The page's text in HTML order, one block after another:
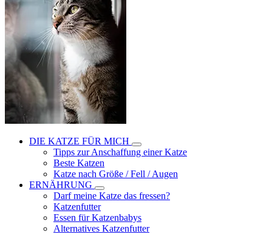
DIE KATZE FÜR MICH
Tipps zur Anschaffung einer Katze
Beste Katzen
Katze nach Größe / Fell / Augen
ERNÄHRUNG
Darf meine Katze das fressen?
Katzenfutter
Essen für Katzenbabys
Alternatives Katzenfutter